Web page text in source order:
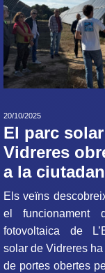
20/10/2025
El parc
Vidreres
a la
Els veïns
el funcionament
fotovoltaica de
solar de Vidreres
de portes obertes